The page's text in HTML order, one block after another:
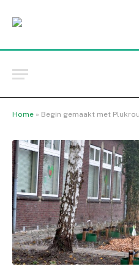
Home » Begin gemaakt met